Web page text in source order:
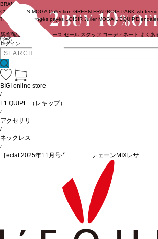
ログイン
BRAND
COUTURIER MOGA Collection GREEN FRAPBOIS PARK wb
TRISTESSE
congés payés LOISIR Julier MOGA L'EQUIPE
新着商品 ニュース セール スタッフ コーディネート よくあ
BIGI online store
/
L'EQUIPE （レキップ）
/
アクセサリ
/
ネックレス
/
［eclat 2025年11月号掲載商品］チェーンMIXレザーネ